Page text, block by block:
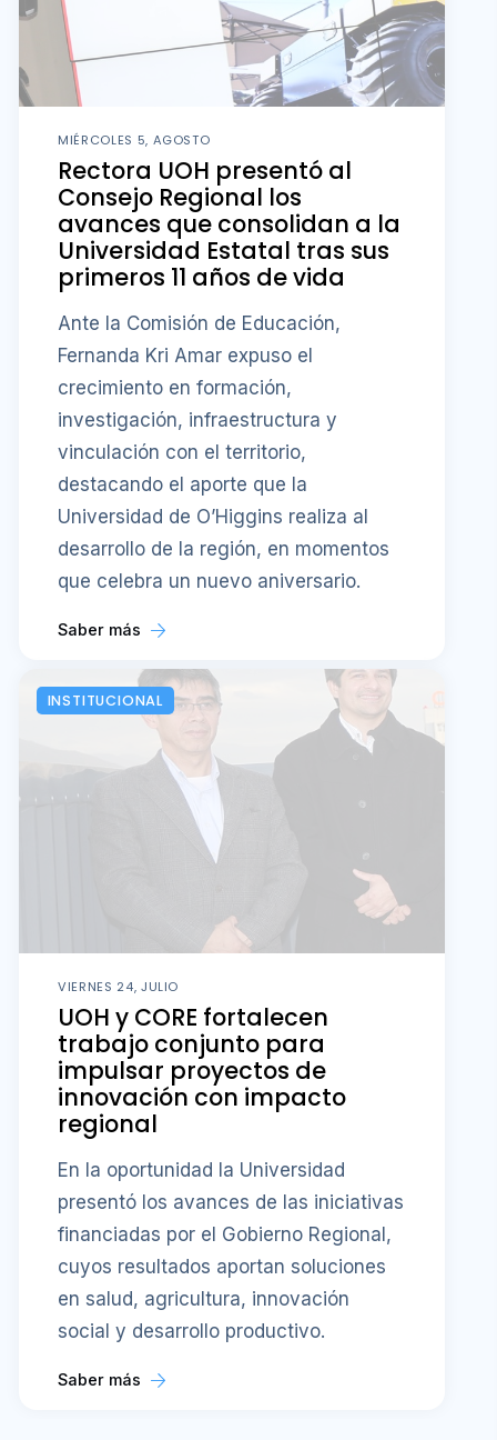
MIÉRCOLES 5, AGOSTO
Rectora UOH presentó al
Consejo Regional los
avances que consolidan a la
Universidad Estatal tras sus
primeros 11 años de vida
Ante la Comisión de Educación,
Fernanda Kri Amar expuso el
crecimiento en formación,
investigación, infraestructura y
vinculación con el territorio,
destacando el aporte que la
Universidad de O’Higgins realiza al
desarrollo de la región, en momentos
que celebra un nuevo aniversario.
Saber más
INSTITUCIONAL
VIERNES 24, JULIO
UOH y CORE fortalecen
trabajo conjunto para
impulsar proyectos de
innovación con impacto
regional
En la oportunidad la Universidad
presentó los avances de las iniciativas
financiadas por el Gobierno Regional,
cuyos resultados aportan soluciones
en salud, agricultura, innovación
social y desarrollo productivo.
Saber más